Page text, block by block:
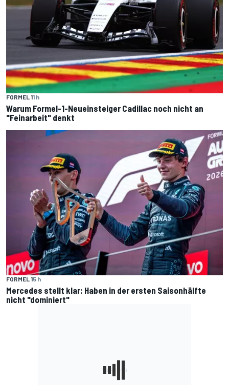
FORMEL 11 h
Warum Formel-1-Neueinsteiger Cadillac noch nicht an
"Feinarbeit" denkt
FORMEL 15 h
Mercedes stellt klar: Haben in der ersten Saisonhälfte
nicht "dominiert"